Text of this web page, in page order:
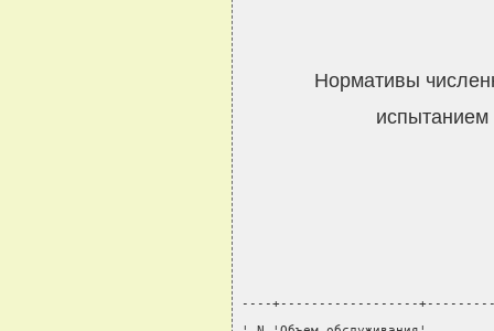
Нормативы
испытанием
----+------------------